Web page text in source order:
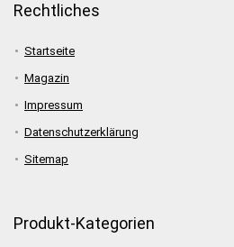
Rechtliches
Startseite
Magazin
Impressum
Datenschutzerklärung
Sitemap
Produkt-Kategorien